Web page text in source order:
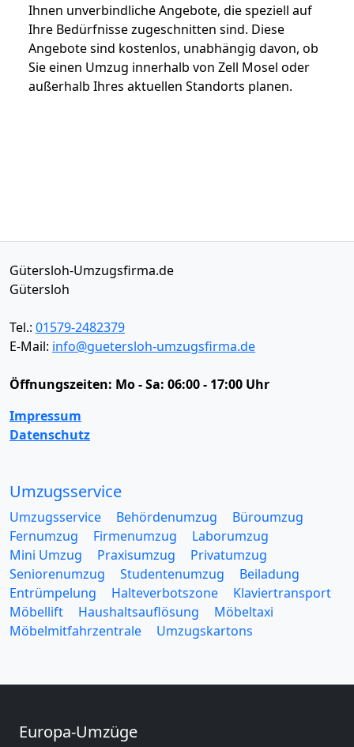
Ihnen unverbindliche Angebote, die speziell auf
Ihre Bedürfnisse zugeschnitten sind. Diese
Angebote sind kostenlos, unabhängig davon, ob
Sie einen Umzug innerhalb von Zell Mosel oder
außerhalb Ihres aktuellen Standorts planen.
Gütersloh-Umzugsfirma.de
Gütersloh
Tel.: 01579-2482379
E-Mail: info@guetersloh-umzugsfirma.de
Öffnungszeiten: Mo - Sa: 06:00 - 17:00 Uhr
Impressum
Datenschutz
Umzugsservice
Umzugsservice Behördenumzug
Büroumzug
Fernumzug
Firmenumzug
Laborumzug
Mini Umzug
Praxisumzug
Privatumzug
Seniorenumzug
Studentenumzug
Beiladung
Entrümpelung
Halteverbotszone
Klaviertransport
Möbellift
Haushaltsauflösung
Möbeltaxi
Möbelmitfahrzentrale
Umzugskartons
Europa-Umzüge